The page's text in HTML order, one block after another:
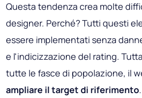
Questa tendenza crea molte
designer. Perché? Tutti questi
essere implementati senza
e l'indicizzazione del rating.
tutte le fasce di popolazione, il
ampliare il target di riferimento.